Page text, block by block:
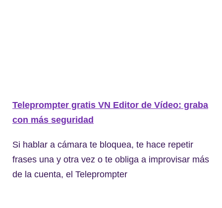
Teleprompter gratis VN Editor de Vídeo: graba
con más seguridad
Si hablar a cámara te bloquea, te hace repetir
frases una y otra vez o te obliga a improvisar más
de la cuenta, el Teleprompter